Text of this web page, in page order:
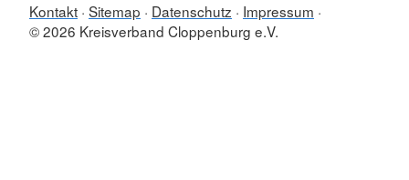
Kontakt Sitemap Datenschutz
Impressum
© 2026 Kreisverband Cloppenburg e.V.